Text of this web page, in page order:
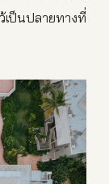
ป็นปลายทางที่